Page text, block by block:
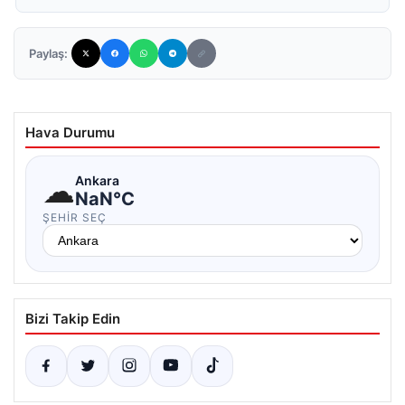
Paylaş:
Hava Durumu
☁Ankara
NaN°C
ŞEHIR SEÇ
Bizi Takip Edin